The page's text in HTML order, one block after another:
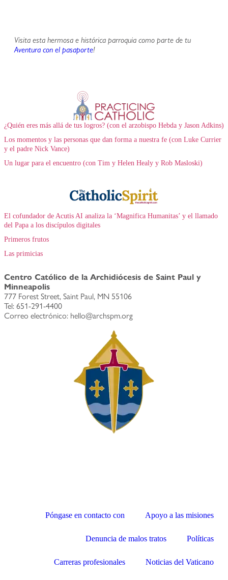
Visita esta hermosa e histórica parroquia como parte de tu
Aventura con el pasaporte!
¿Quién eres más allá de tus logros? (con el arzobispo Hebda y Jason Adkins)
Los momentos y las personas que dan forma a nuestra fe (con Luke Currier
y el padre Nick Vance)
Un lugar para el encuentro (con Tim y Helen Healy y Rob Masloski)
El cofundador de Acutis AI analiza la ‘Magnifica Humanitas’ y el llamado
del Papa a los discípulos digitales
Primeros frutos
Las primicias
Centro Católico de la Archidiócesis de Saint Paul y
Minneapolis
777 Forest Street, Saint Paul, MN 55106
Tel: 651-291-4400
Correo electrónico: hello@archspm.org
Póngase en contacto con Apoyo a las misiones
Denuncia de malos tratos Políticas
Carreras profesionales Noticias del Vaticano